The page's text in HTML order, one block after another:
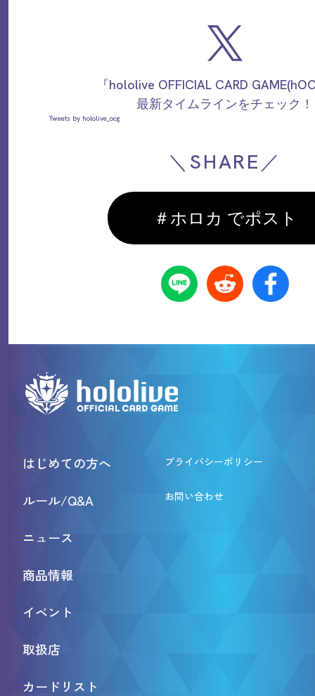
『hololive OFFICIAL CARD
最新タイムラインをチェック！
Tweets by hololive_ocg
＼SHARE／
＃ホロカ でポスト
はじめての方へ
ルール/Q&A
ニュース
商品情報
イベント
取扱店
カードリスト
プライバシーポリシー
お問い合わせ